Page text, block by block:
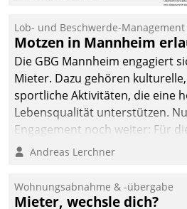
Ressort Kapitalanlage für
künftige Aufgaben und
Herausforderungen
gerüstet.
Lob- und Beschwerde-Management
Motzen in Mannheim
Die GBG Mannheim engagiert
Mieter. Dazu gehören
sportliche Aktivitäten, die eine
Lebensqualität unterstützen.
Engagement noch weiter: Für
von Beschwerden – oder Lob –
und Beschwerde-Management
ein.
Andreas Lerchner
Wohnungsabnahme & -übergabe
Mieter, wechsle dich?